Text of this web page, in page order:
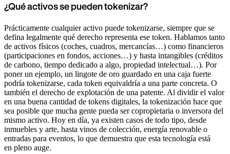
¿Qué activos se pueden tokenizar?
Prácticamente cualquier activo puede tokenizarse, siempre que se
defina legalmente qué derecho representa ese token. Hablamos tanto
de activos físicos (coches, cuadros, mercancías…) como financieros
(participaciones en fondos, acciones…) y hasta intangibles (créditos
de carbono, tiempo dedicado a algo, propiedad intelectual…). Por
poner un ejemplo, un lingote de oro guardado en una caja fuerte
podría tokenizarse, cada token equivaldría a una parte concreta. O
también el derecho de explotación de una patente. Al dividir el valor
en una buena cantidad de tokens digitales, la tokenización hace que
sea posible que mucha gente pueda ser copropietaria o inversora del
mismo activo. Hoy en día, ya existen casos de todo tipo, desde
inmuebles y arte, hasta vinos de colección, energía renovable o
entradas para eventos, lo que demuestra que esta tecnología está
en pleno auge.